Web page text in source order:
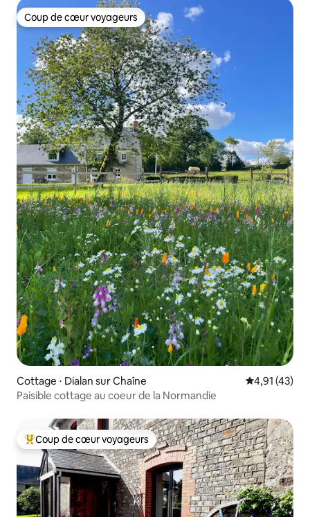
Coup de cœur voyageurs
Coup de cœur voyageurs
Cottage ⋅ Dialan sur Chaîne Évaluation
4,91 (43)
Paisible cottage au coeur de la Normandie
Coups de cœur voyageurs les plus appréciés
Coup de cœur voyageurs